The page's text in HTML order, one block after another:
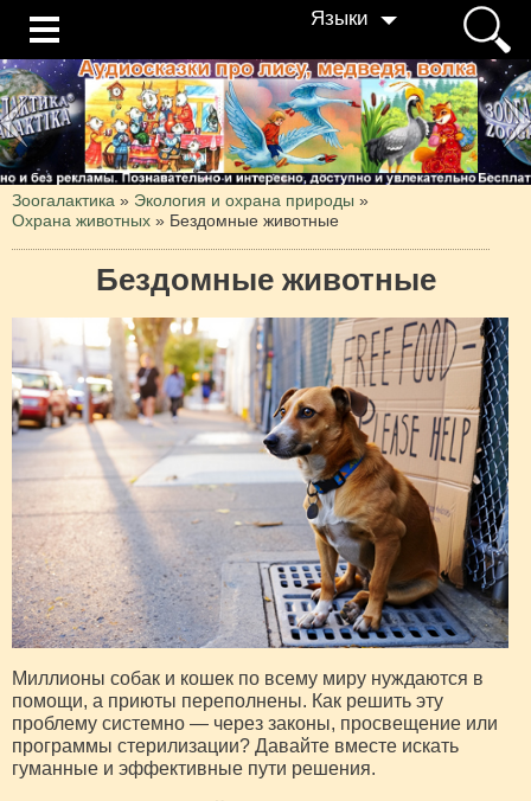
Языки
Зоогалактика » Экология и охрана природы »
Охрана животных » Бездомные животные
Бездомные животные
Миллионы собак и кошек по всему миру нуждаются в
помощи, а приюты переполнены. Как решить эту
проблему системно — через законы, просвещение или
программы стерилизации? Давайте вместе искать
гуманные и эффективные пути решения.